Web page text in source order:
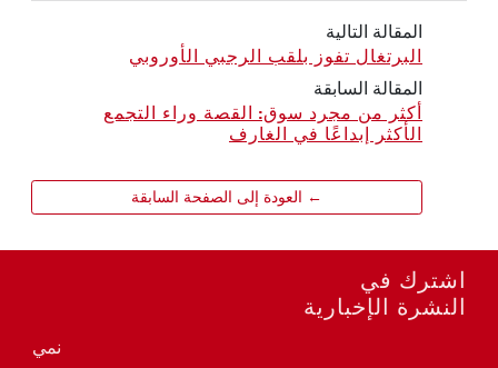
المقالة التالية
البرتغال تفوز بلقب الرجبي الأوروبي
المقالة السابقة
أكثر من مجرد سوق: القصة وراء التجمع
الأكثر إبداعًا في الغارف
← العودة إلى الصفحة السابقة
اشترك في
النشرة الإخبارية
نمي